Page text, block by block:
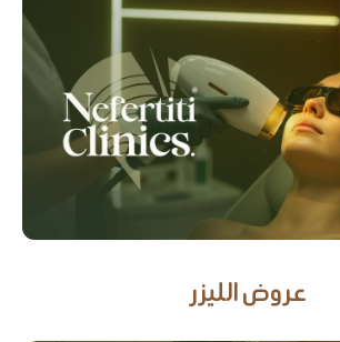
عروض الليزر